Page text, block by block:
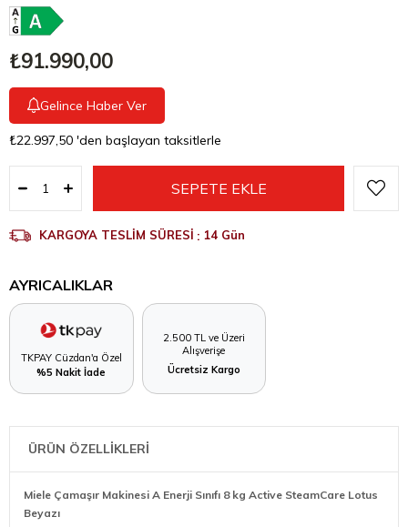
₺91.990,00
Gelince Haber Ver
₺22.997,50 'den başlayan taksitlerle
KARGOYA TESLİM SÜRESİ : 14 Gün
AYRICALIKLAR
TKPAY Cüzdan'a Özel
%5 Nakit İade
2.500 TL ve Üzeri
Alışverişe
Ücretsiz Kargo
ÜRÜN ÖZELLİKLERİ
Miele Çamaşır Makinesi A Enerji Sınıfı 8 kg Active SteamCare Lotus
Beyazı